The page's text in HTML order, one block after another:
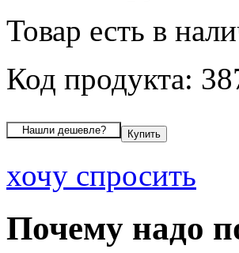
Товар есть в
Код продукта:
хочу спросить
Почему надо